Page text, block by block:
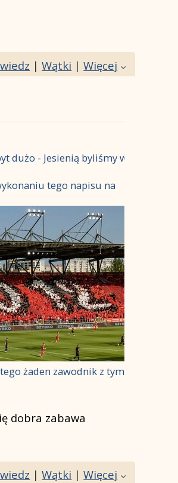
|Wątki |Więcej
dużo - Jesienią byliśmy w
tego napisu na
żaden zawodnik z tymi
dobra zabawa
|Wątki |Więcej